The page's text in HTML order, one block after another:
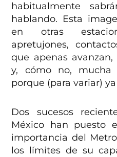
habitualmente
hablando. Esta
en otras
apretujones,
que apenas
y, cómo no, mucha
porque (para variar)
Dos sucesos
México han puesto
importancia del
los límites de su